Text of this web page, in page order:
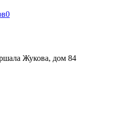
0
Жукова, дом 84